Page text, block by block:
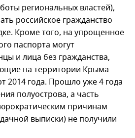
региональных властей),
российское гражданство
Кроме того, на упрощенное
паспорта могут
и лица без гражданства,
на территории Крыма
2014 года. Прошло уже 4 года
полуострова, а часть
причинам
выписки) не получили